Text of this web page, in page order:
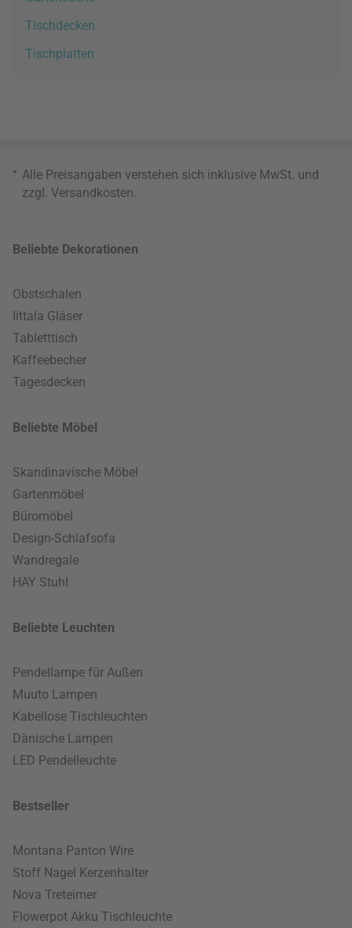
Tischdecken
Tischplatten
* Alle Preisangaben verstehen sich inklusive MwSt. und
zzgl. Versandkosten.
Beliebte Dekorationen
Obstschalen
Iittala Gläser
Tabletttisch
Kaffeebecher
Tagesdecken
Beliebte Möbel
Skandinavische Möbel
Gartenmöbel
Büromöbel
Design-Schlafsofa
Wandregale
HAY Stuhl
Beliebte Leuchten
Pendellampe für Außen
Muuto Lampen
Kabellose Tischleuchten
Dänische Lampen
LED Pendelleuchte
Bestseller
Montana Panton Wire
Stoff Nagel Kerzenhalter
Nova Treteimer
Flowerpot Akku Tischleuchte